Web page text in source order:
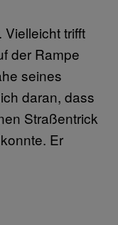
trifft
der Rampe
seines
daran, dass
Straßentrick
Er